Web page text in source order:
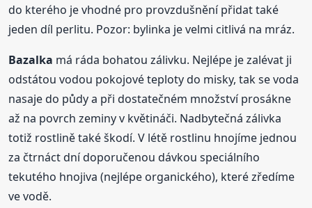
do kterého je vhodné pro provzdušnění přidat také
jeden díl perlitu. Pozor: bylinka je velmi citlivá na mráz.
Bazalka má ráda bohatou zálivku. Nejlépe je zalévat ji
odstátou vodou pokojové teploty do misky, tak se voda
nasaje do půdy a při dostatečném množství prosákne
až na povrch zeminy v květináči. Nadbytečná zálivka
totiž rostlině také škodí. V létě rostlinu hnojíme jednou
za čtrnáct dní doporučenou dávkou speciálního
tekutého hnojiva (nejlépe organického), které zředíme
ve vodě.